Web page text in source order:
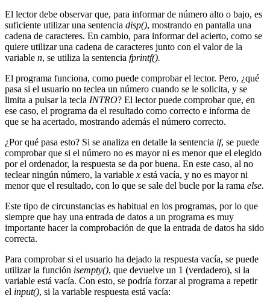
El lector debe observar que, para informar de número alto o bajo, es
suficiente utilizar una sentencia disp(), mostrando en pantalla una
cadena de caracteres. En cambio, para informar del acierto, como se
quiere utilizar una cadena de caracteres junto con el valor de la
variable n, se utiliza la sentencia fprintf().
El programa funciona, como puede comprobar el lector. Pero, ¿qué
pasa si el usuario no teclea un número cuando se le solicita, y se
limita a pulsar la tecla INTRO? El lector puede comprobar que, en
ese caso, el programa da el resultado como correcto e informa de
que se ha acertado, mostrando además el número correcto.
¿Por qué pasa esto? Si se analiza en detalle la sentencia if, se puede
comprobar que si el número no es mayor ni es menor que el elegido
por el ordenador, la respuesta se da por buena. En este caso, al no
teclear ningún número, la variable x está vacía, y no es mayor ni
menor que el resultado, con lo que se sale del bucle por la rama else.
Este tipo de circunstancias es habitual en los programas, por lo que
siempre que hay una entrada de datos a un programa es muy
importante hacer la comprobación de que la entrada de datos ha sido
correcta.
Para comprobar si el usuario ha dejado la respuesta vacía, se puede
utilizar la función isempty(), que devuelve un 1 (verdadero), si la
variable está vacía. Con esto, se podría forzar al programa a repetir
el input(), si la variable respuesta está vacía: